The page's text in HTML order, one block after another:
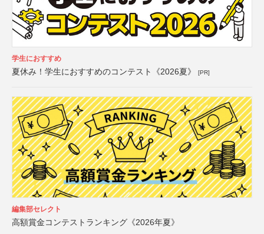
学生におすすめ
夏休み！学生におすすめのコンテスト《2026夏》 [PR]
編集部セレクト
高額賞金コンテストランキング《2026年夏》